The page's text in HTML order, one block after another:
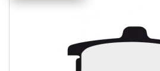
Honda 1100 VF C, S 1983 -
Honda 1100 VT SHADOW 1994 - 1996
Honda 1100 VT SHADOW C2 1995 -